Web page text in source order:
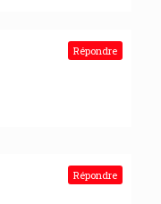
Répondre
Répondre